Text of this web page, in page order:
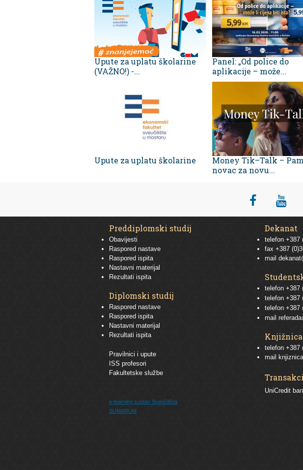
Upute za uplatu školarine
(VAŽNO!) -...
Panel: „Od police do
aplikacije – može...
Upute za uplatu školarine
Money Tik–Talk –
novac za novu...
Preddiplomski studij
Obavijesti
Raspored nastave
Raspored ispita
Nastavni materijal
Rezultati ispita
Diplomski studij
Raspored nastave
Raspored ispita
Nastavni materijal
Rezultati ispita
Pravilnici i upute
ISS profesori
Fakultetske službe
e-learning sustav Sveučilišta
SUMARUM
Dekanat
telefon +387
fax +387
mail
telefon +387
telefon +387
telefon +387
mail
Knjižnica
telefon +387
mail
UniCredit